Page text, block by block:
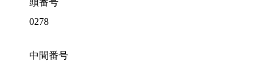
頭番号
0278
中間番号